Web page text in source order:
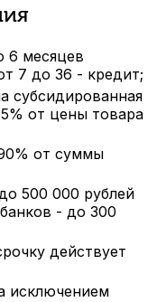
6 месяцев
7 до 36 - кредит;
субсидированная
от цены товара
от суммы
500 000 рублей
- до 300
действует
исключением